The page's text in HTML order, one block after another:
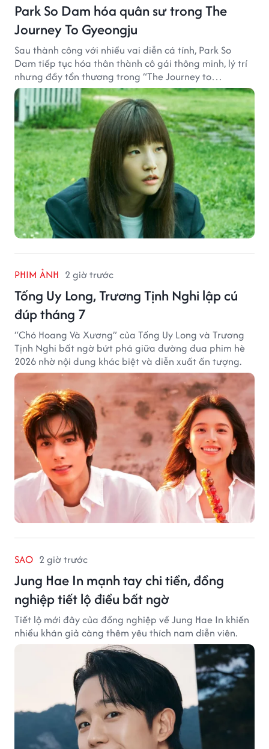
Park So Dam hóa quân sư trong The
Journey To Gyeongju
Sau thành công với nhiều vai diễn cá tính, Park So
Dam tiếp tục hóa thân thành cô gái thông minh, lý trí
nhưng đầy tổn thương trong “The Journey to
Gyeongju”.
PHIM ẢNH 2 giờ trước
Tống Uy Long, Trương Tịnh Nghi lập cú
đúp tháng 7
“Chó Hoang Và Xương” của Tống Uy Long và Trương
Tịnh Nghi bất ngờ bứt phá giữa đường đua phim hè
2026 nhờ nội dung khác biệt và diễn xuất ấn tượng.
SAO 2 giờ trước
Jung Hae In mạnh tay chi tiền, đồng
nghiệp tiết lộ điều bất ngờ
Tiết lộ mới đây của đồng nghiệp về Jung Hae In khiến
nhiều khán giả càng thêm yêu thích nam diễn viên.